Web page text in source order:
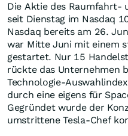
Die Aktie des Raumfahrt-
seit Dienstag im Nasdaq
Nasdaq bereits am 26.
war Mitte Juni mit einem
gestartet. Nur 15
rückte das Unternehmen
Technologie-
durch eine eigens für
Gegründet wurde der
umstrittene Tesla-Chef